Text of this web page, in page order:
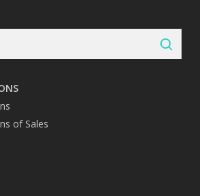
of Sales